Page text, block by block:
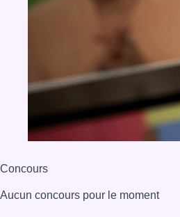
Concours
Aucun concours pour le moment